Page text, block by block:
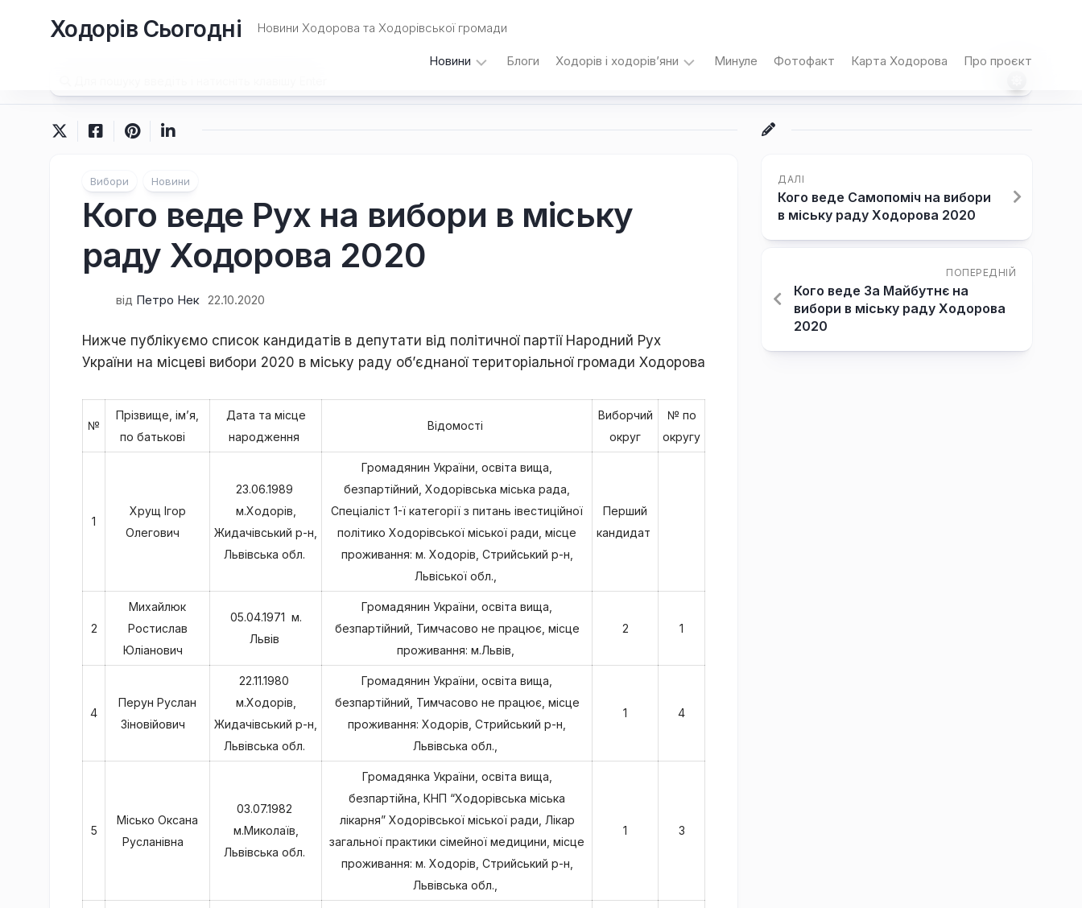
Ходорів Сьогодні Новини Ходорова та Ходорівської громади
Новини Блоги Ходорів і ходорів’яни
під
Дати,
Уродженці
Ходорова
Їхня
доля
пов’язана
з
є
хто
Ходорівський
заробітчанська
Ходорів’яни
в
світах
Минуле Фотофакт Карта Ходорова Про проєкт
Вибори Новини
Кого веде Рух на вибори в міську
раду Ходорова 2020
від Петро Нек 22.10.2020
Нижче публікуємо список кандидатів в депутати від політичної партії Народний Рух
України на місцеві вибори 2020 в міську раду об’єднаної територіальної громади Ходорова
№
Прізвище, ім’я,
по батькові
Дата та місце
народження
Відомості
Виборчий
округ
№ по
округу
1
Хрущ Ігор
Олегович
23.06.1989
м.Ходорів,
Жидачівський р-н,
Львівська обл.
Громадянин України, освіта вища,
безпартійний, Ходорівська міська рада,
Спеціаліст 1-ї категорії з питань івестиційної
політико Ходорівської міської ради, місце
проживання: м. Ходорів, Стрийський р-н,
Львіської обл.,
Перший
кандидат
2
Михайлюк
Ростислав
Юліанович
05.04.1971 м.
Львів
Громадянин України, освіта вища,
безпартійний, Тимчасово не працює, місце
проживання: м.Львів,
2 1
4
Перун Руслан
Зіновійович
22.11.1980
м.Ходорів,
Жидачівський р-н,
Львівська обл.
Громадянин України, освіта вища,
безпартійний, Тимчасово не працює, місце
проживання: Ходорів, Стрийський р-н,
Львівська обл.,
1 4
5
Місько Оксана
Русланівна
03.07.1982
м.Миколаїв,
Львівська обл.
Громадянка України, освіта вища,
безпартійна, КНП “Ходорівська міська
лікарня” Ходорівської міської ради, Лікар
загальної практики сімейної медицини, місце
проживання: м. Ходорів, Стрийський р-н,
Львівська обл.,
1 3
ДАЛІ
Кого веде Самопоміч на вибори
в міську раду Ходорова 2020
ПОПЕРЕДНІЙ
Кого веде За Майбутнє на
вибори в міську раду Ходорова
2020